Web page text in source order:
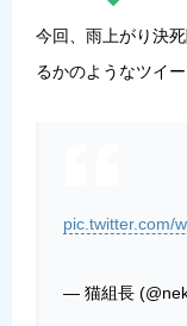
今回、雨上がり決
るかのようなツイ
pic.twitter.com/
— 猫組長